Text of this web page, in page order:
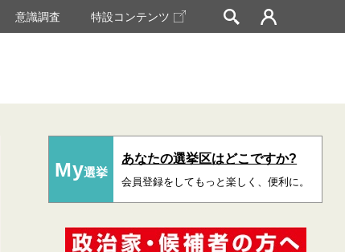
意識調査 特設コンテンツ
My選挙
あなたの選挙区はどこですか?
会員登録をしてもっと楽しく、便利に。